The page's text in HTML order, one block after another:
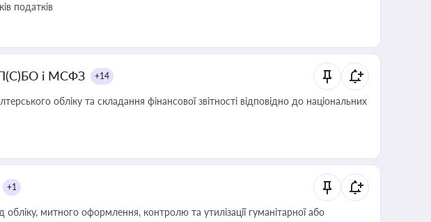
податків
П(С)БО і МСФЗ +14
обліку та складання фінансової звітності відповідно до національних
+1
митного оформлення, контролю та утилізації гуманітарної або